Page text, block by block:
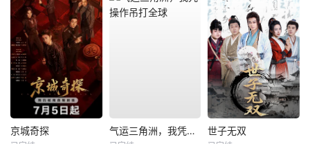
京城奇探 气运三角洲，我凭操作吊打全球 世子无双